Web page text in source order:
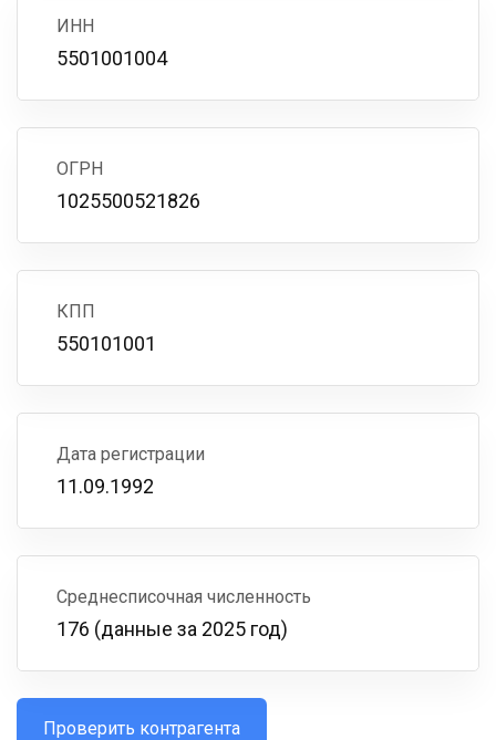
ИНН
5501001004
ОГРН
1025500521826
КПП
550101001
Дата регистрации
11.09.1992
Среднесписочная численность
176 (данные за 2025 год)
Проверить контрагента